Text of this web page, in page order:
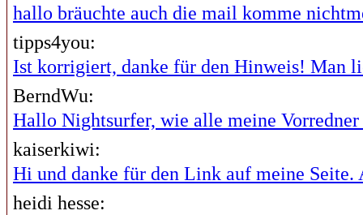
hallo bräuchte auch die mail komme
tipps4you:
Ist korrigiert, danke für den Hinweis! Man
BerndWu:
Hallo Nightsurfer, wie alle meine
kaiserkiwi:
Hi und danke für den Link auf meine
heidi hesse: